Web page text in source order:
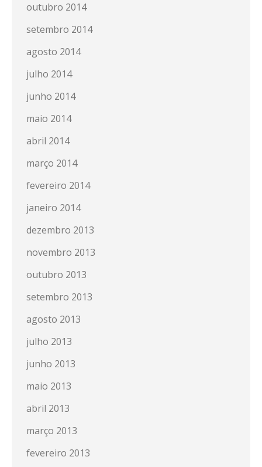
outubro 2014
setembro 2014
agosto 2014
julho 2014
junho 2014
maio 2014
abril 2014
março 2014
fevereiro 2014
janeiro 2014
dezembro 2013
novembro 2013
outubro 2013
setembro 2013
agosto 2013
julho 2013
junho 2013
maio 2013
abril 2013
março 2013
fevereiro 2013